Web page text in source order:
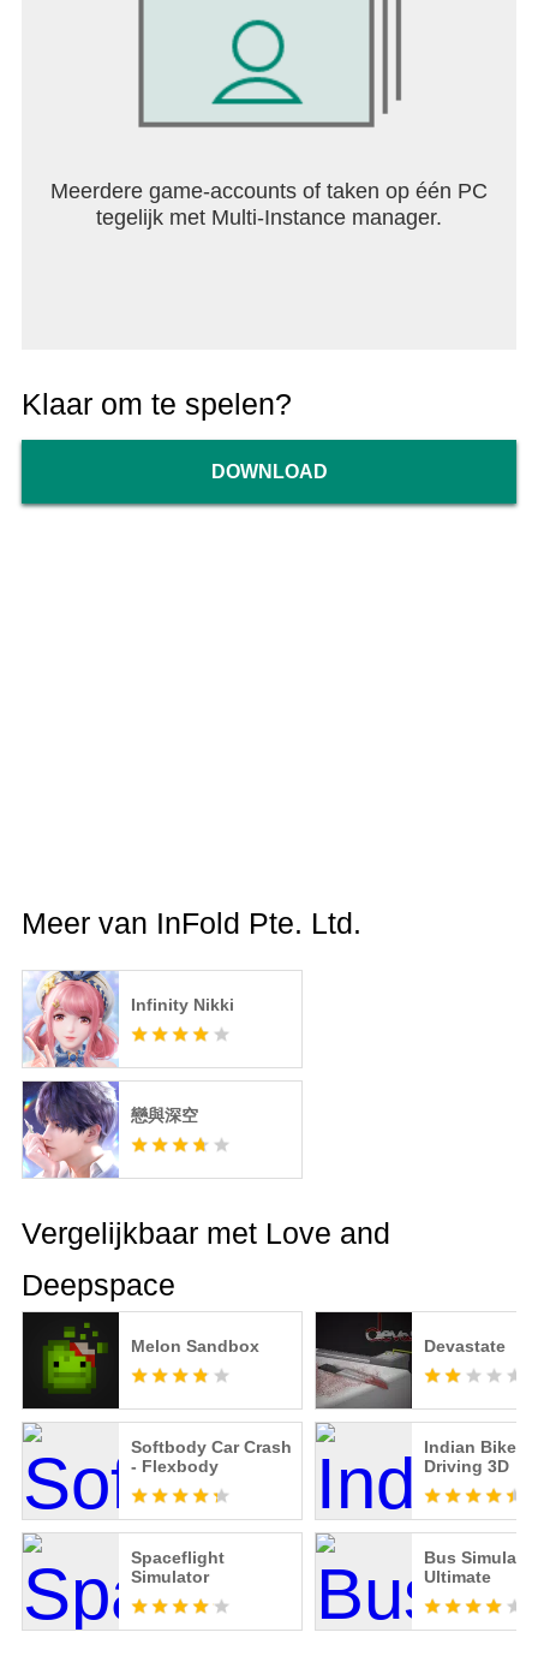
Meerdere game-accounts of taken op één PC
tegelijk met Multi-Instance manager.
Klaar om te spelen?
DOWNLOAD
Meer van InFold Pte. Ltd.
Infinity Nikki
戀與深空
Vergelijkbaar met Love and
Deepspace
Melon Sandbox Devastate
Softbody Car Crash
- Flexbody
Indian Bikes
Driving 3D
Spaceflight
Simulator
Bus
Ultimate